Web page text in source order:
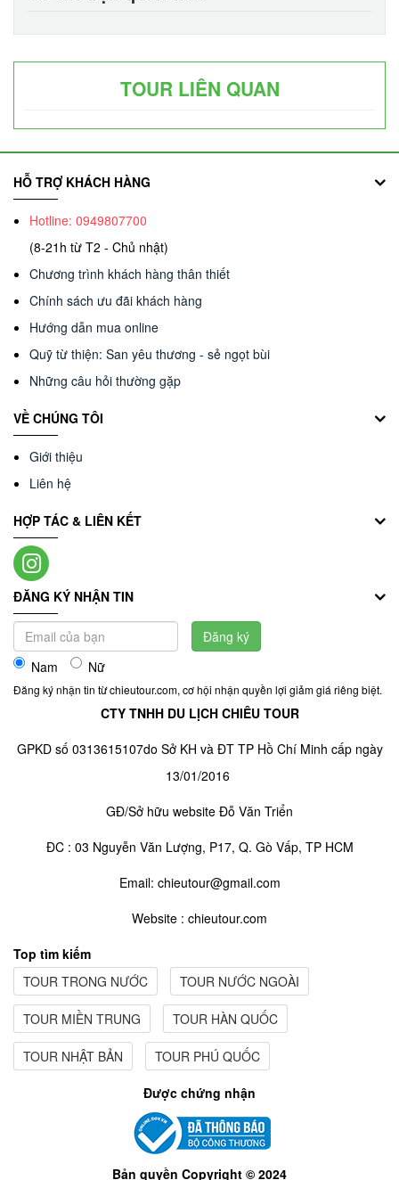
TOUR LIÊN QUAN
HỖ TRỢ KHÁCH HÀNG
Hotline: 0949807700
(8-21h từ T2 - Chủ nhật)
Chương trình khách hàng thân thiết
Chính sách ưu đãi khách hàng
Hướng dẫn mua online
Quỹ từ thiện: San yêu thương - sẻ ngọt bùi
Những câu hỏi thường gặp
VỀ CHÚNG TÔI
Giới thiệu
Liên hệ
HỢP TÁC & LIÊN KẾT
ĐĂNG KÝ NHẬN TIN
Nam Nữ
Đăng ký
Đăng ký nhận tin từ chieutour.com, cơ hội nhận quyền lợi giảm giá riêng biệt.
CTY TNHH DU LỊCH CHIÊU TOUR
GPKD số 0313615107do Sở KH và ĐT TP Hồ Chí Minh cấp ngày
13/01/2016
GĐ/Sở hữu website Đỗ Văn Triển
ĐC : 03 Nguyễn Văn Lượng, P17, Q. Gò Vấp, TP HCM
Email: chieutour@gmail.com
Website : chieutour.com
Top tìm kiếm
TOUR TRONG NƯỚC
TOUR NƯỚC NGOÀI
TOUR MIỀN TRUNG TOUR HÀN QUỐC
TOUR NHẬT BẢN TOUR PHÚ QUỐC
Được chứng nhận
Bản quyền Copyright © 2024